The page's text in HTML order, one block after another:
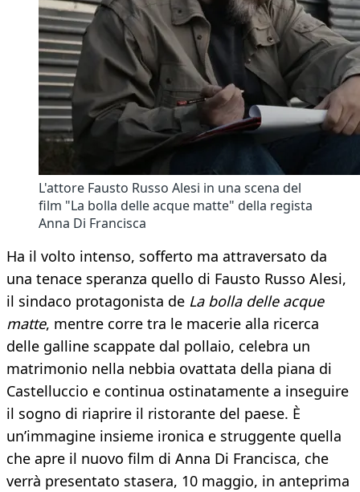
L'attore Fausto Russo Alesi in una scena del
film "La bolla delle acque matte" della regista
Anna Di Francisca
Ha il volto intenso, sofferto ma attraversato da
una tenace speranza quello di Fausto Russo Alesi,
il sindaco protagonista de La bolla delle acque
matte, mentre corre tra le macerie alla ricerca
delle galline scappate dal pollaio, celebra un
matrimonio nella nebbia ovattata della piana di
Castelluccio e continua ostinatamente a inseguire
il sogno di riaprire il ristorante del paese. È
un’immagine insieme ironica e struggente quella
che apre il nuovo film di Anna Di Francisca, che
verrà presentato stasera, 10 maggio, in anteprima